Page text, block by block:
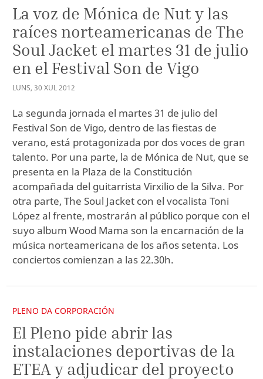
La voz de Mónica de Nut y las
raíces norteamericanas de The
Soul Jacket el martes 31 de julio
en el Festival Son de Vigo
LUNS, 30 XUL2012
La segunda jornada el martes 31 de julio del
Festival Son de Vigo, dentro de las fiestas de
verano, está protagonizada por dos voces de gran
talento. Por una parte, la de Mónica de Nut, que se
presenta en la Plaza de la Constitución
acompañada del guitarrista Virxilio de la Silva. Por
otra parte, The Soul Jacket con el vocalista Toni
López al frente, mostrarán al público porque con el
suyo album Wood Mama son la encarnación de la
música norteamericana de los años setenta. Los
conciertos comienzan a las 22.30h.
PLENO DA CORPORACIÓN
El Pleno pide abrir las
instalaciones deportivas de la
ETEA y adjudicar del proyecto